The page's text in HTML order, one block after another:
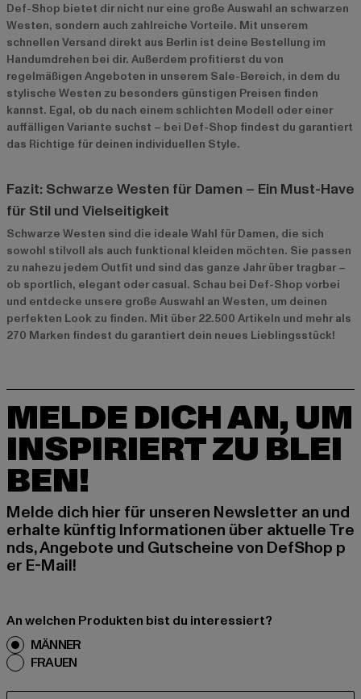
Def-Shop bietet dir nicht nur eine große Auswahl an schwarzen
Westen, sondern auch zahlreiche Vorteile. Mit unserem
schnellen Versand direkt aus Berlin ist deine Bestellung im
Handumdrehen bei dir. Außerdem profitierst du von
regelmäßigen Angeboten in unserem Sale-Bereich, in dem du
stylische Westen zu besonders günstigen Preisen finden
kannst. Egal, ob du nach einem schlichten Modell oder einer
auffälligen Variante suchst – bei Def-Shop findest du garantiert
das Richtige für deinen individuellen Style.
Fazit: Schwarze Westen für Damen – Ein Must-Have
für Stil und Vielseitigkeit
Schwarze Westen sind die ideale Wahl für Damen, die sich
sowohl stilvoll als auch funktional kleiden möchten. Sie passen
zu nahezu jedem Outfit und sind das ganze Jahr über tragbar –
ob sportlich, elegant oder casual. Schau bei Def-Shop vorbei
und entdecke unsere große Auswahl an Westen, um deinen
perfekten Look zu finden. Mit über 22.500 Artikeln und mehr als
270 Marken findest du garantiert dein neues Lieblingsstück!
MELDE DICH AN, UM
INSPIRIERT ZU BLEI
BEN!
Melde dich hier für unseren Newsletter an und
erhalte künftig Informationen über aktuelle Tre
nds, Angebote und Gutscheine von DefShop p
er E-Mail!
An welchen Produkten bist du interessiert?
MÄNNER
FRAUEN